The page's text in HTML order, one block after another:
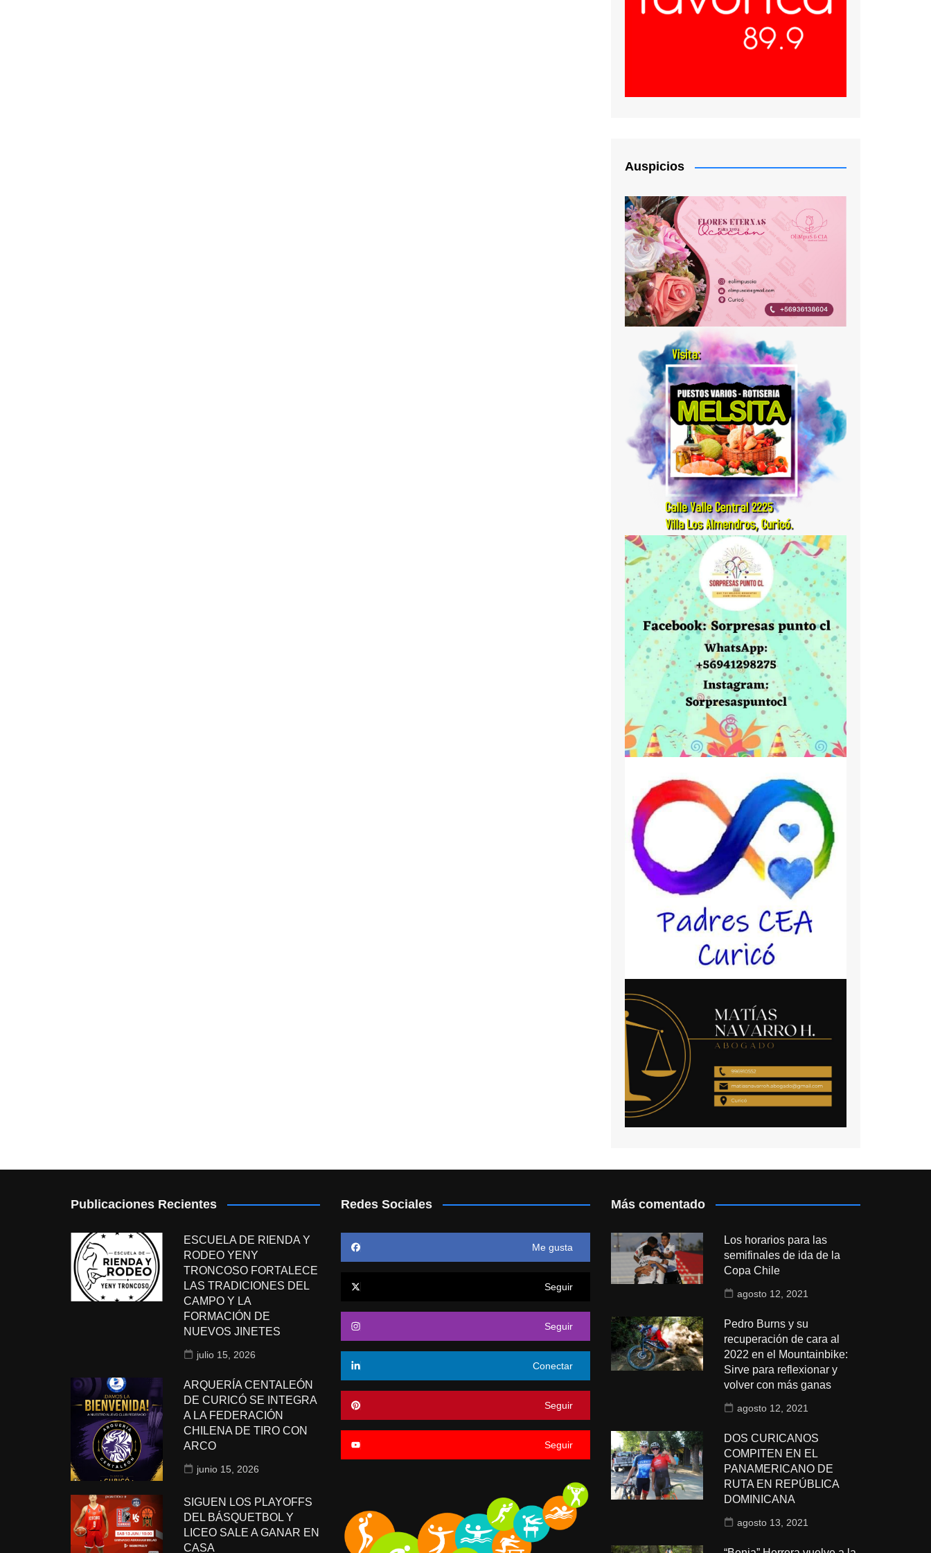
Auspicios
Publicaciones Recientes
ESCUELA DE RIENDA Y
RODEO YENY
TRONCOSO FORTALECE
LAS TRADICIONES DEL
CAMPO Y LA
FORMACIÓN DE
NUEVOS JINETES
julio 15, 2026
ARQUERÍA CENTALEÓN
DE CURICÓ SE INTEGRA
A LA FEDERACIÓN
CHILENA DE TIRO CON
ARCO
junio 15, 2026
SIGUEN LOS PLAYOFFS
DEL BÁSQUETBOL Y
LICEO SALE A GANAR EN
CASA
Redes Sociales
Me gusta
Seguir
Seguir
Conectar
Seguir
Seguir
Más comentado
Los horarios para las
semifinales de ida de la
Copa Chile
agosto 12, 2021
Pedro Burns y su
recuperación de cara al
2022 en el Mountainbike:
Sirve para reflexionar y
volver con más ganas
agosto 12, 2021
DOS CURICANOS
COMPITEN EN EL
PANAMERICANO DE
RUTA EN REPÚBLICA
DOMINICANA
agosto 13, 2021